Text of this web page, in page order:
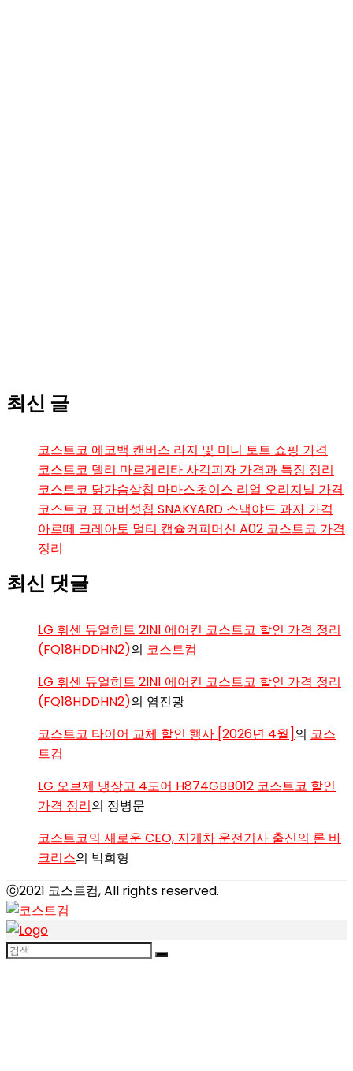
최신 글
코스트코 에코백 캔버스 라지 및 미니 토트 쇼핑 가격
코스트코 델리 마르게리타 사각피자 가격과 특징 정리
코스트코 닭가슴살칩 마마스초이스 리얼 오리지널 가격
코스트코 표고버섯칩 SNAKYARD 스낵야드 과자 가격
아르떼 크레아토 멀티 캡슐커피머신 A02 코스트코 가격
정리
최신 댓글
LG 휘센 듀얼히트 2IN1 에어컨 코스트코 할인 가격 정리
(FQ18HDDHN2)의 코스트컴
LG 휘센 듀얼히트 2IN1 에어컨 코스트코 할인 가격 정리
(FQ18HDDHN2)의 염진광
코스트코 타이어 교체 할인 행사 [2026년 4월]의 코스
트컴
LG 오브제 냉장고 4도어 H874GBB012 코스트코 할인
가격 정리의 정병문
코스트코의 새로운 CEO, 지게차 운전기사 출신의 론 바
크리스의 박희형
ⓒ2021 코스트컴, All rights reserved.